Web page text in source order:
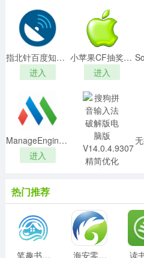
指北针百度知道软件v1.5.7.1免费版
进入
小苹果CF抽奖助手 V59.0 最新免费版
进入
ManageEngine Mobile Device Manager Plusv9.2.0破解版
进入
进入
热门推荐
笔趣书屋安卓版 1.4.8安卓版 海安零距离 v1.6.22 安卓版